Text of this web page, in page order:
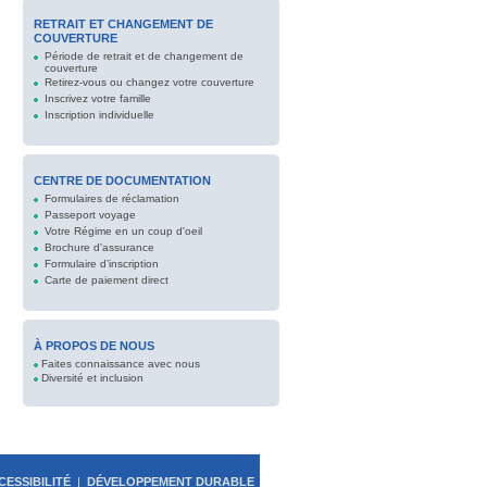
RETRAIT ET CHANGEMENT DE
COUVERTURE
Période de retrait et de changement de
couverture
Retirez-vous ou changez votre couverture
Inscrivez votre famille
Inscription individuelle
CENTRE DE DOCUMENTATION
Formulaires de réclamation
Passeport voyage
Votre Régime en un coup d'oeil
Brochure d'assurance
Formulaire d’inscription
Carte de paiement direct
À PROPOS DE NOUS
Faites connaissance avec nous
Diversité et inclusion
| DÉVELOPPEMENT DURABLE